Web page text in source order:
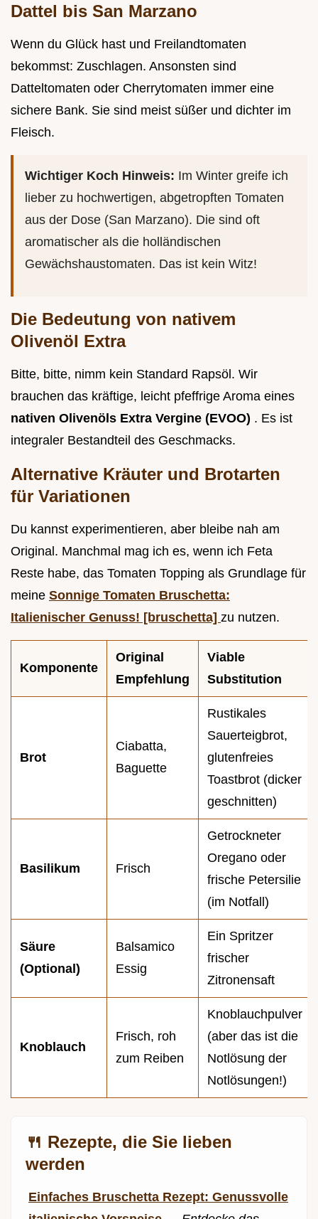
Dattel bis San Marzano
Wenn du Glück hast und Freilandtomaten
bekommst: Zuschlagen. Ansonsten sind
Datteltomaten oder Cherrytomaten immer eine
sichere Bank. Sie sind meist süßer und dichter im
Fleisch.
Wichtiger Koch Hinweis: Im Winter greife ich
lieber zu hochwertigen, abgetropften Tomaten
aus der Dose (San Marzano). Die sind oft
aromatischer als die holländischen
Gewächshaustomaten. Das ist kein Witz!
Die Bedeutung von nativem
Olivenöl Extra
Bitte, bitte, nimm kein Standard Rapsöl. Wir
brauchen das kräftige, leicht pfeffrige Aroma eines
nativen Olivenöls Extra Vergine (EVOO) . Es ist
integraler Bestandteil des Geschmacks.
Alternative Kräuter und Brotarten
für Variationen
Du kannst experimentieren, aber bleibe nah am
Original. Manchmal mag ich es, wenn ich Feta
Reste habe, das Tomaten Topping als Grundlage für
meine Sonnige Tomaten Bruschetta:
Italienischer Genuss! [bruschetta] zu nutzen.
Komponente
Original
Empfehlung
Viable
Substitution
Brot
Ciabatta,
Baguette
Rustikales
Sauerteigbrot,
glutenfreies
Toastbrot (dicker
geschnitten)
Basilikum Frisch
Getrockneter
Oregano oder
frische Petersilie
(im Notfall)
Säure
(Optional)
Balsamico
Essig
Ein Spritzer
frischer
Zitronensaft
Knoblauch
Frisch, roh
zum Reiben
Knoblauchpulver
(aber das ist die
Notlösung der
Notlösungen!)
🍴 Rezepte, die Sie lieben
werden
Einfaches Bruschetta Rezept: Genussvolle